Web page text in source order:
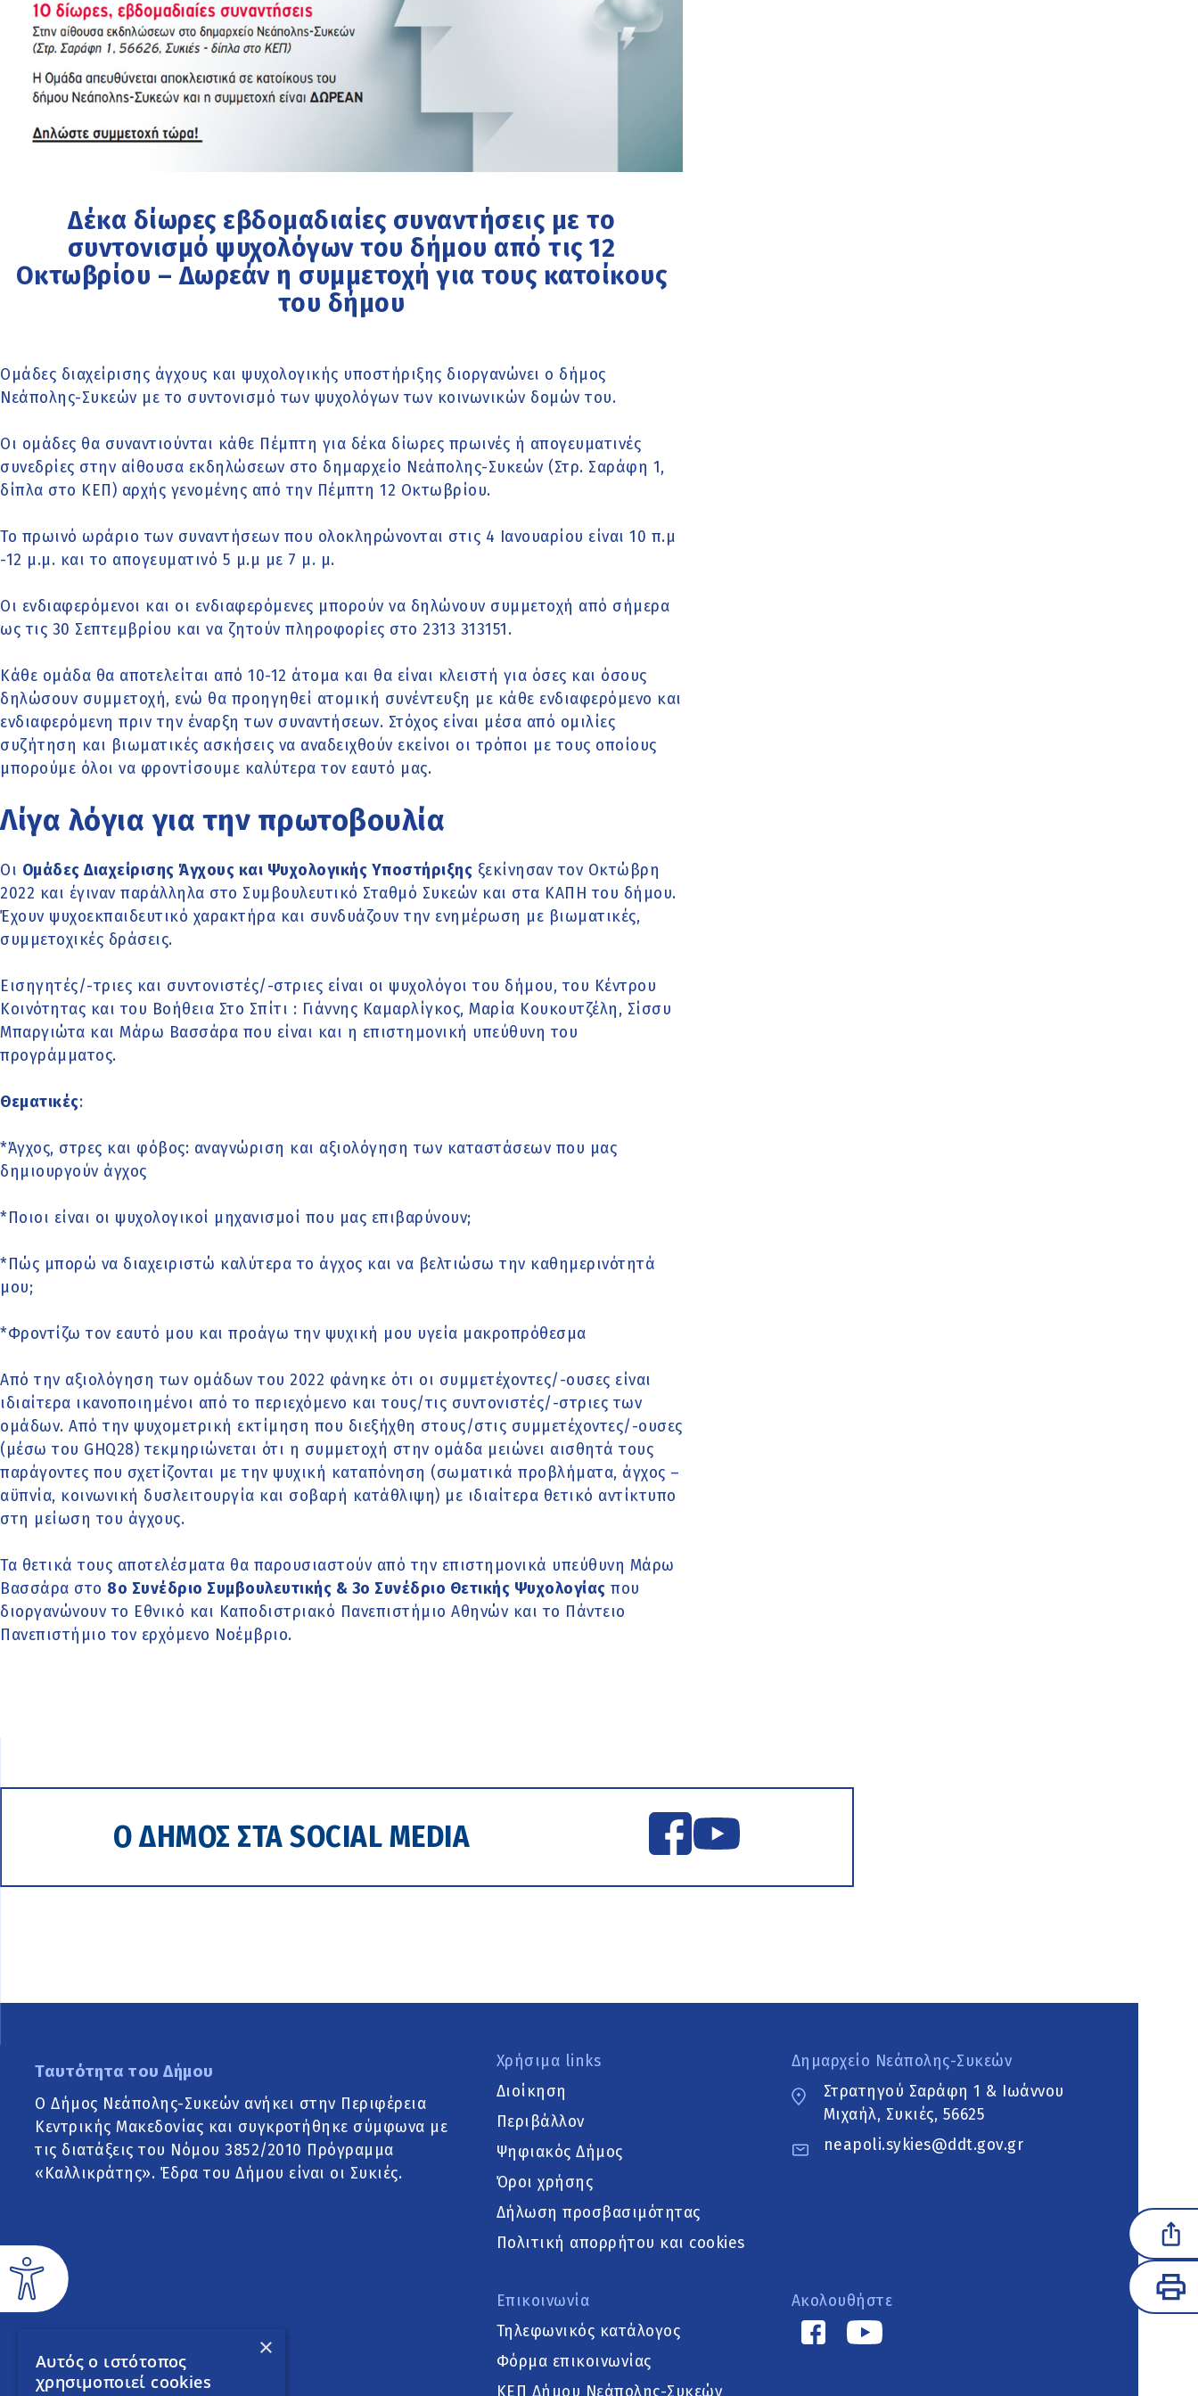
Δέκα δίωρες εβδομαδιαίες συναντήσεις με το
συντονισμό ψυχολόγων του δήμου από τις 12
Οκτωβρίου – Δωρεάν η συμμετοχή για τους κατοίκους
του δήμου
Ομάδες διαχείρισης άγχους και ψυχολογικής υποστήριξης διοργανώνει ο δήμος
Νεάπολης-Συκεών με το συντονισμό των ψυχολόγων των κοινωνικών δομών του.
Οι ομάδες θα συναντιούνται κάθε Πέμπτη για δέκα δίωρες πρωινές ή απογευματινές
συνεδρίες στην αίθουσα εκδηλώσεων στο δημαρχείο Νεάπολης-Συκεών (Στρ. Σαράφη 1,
δίπλα στο ΚΕΠ) αρχής γενομένης από την Πέμπτη 12 Οκτωβρίου.
Το πρωινό ωράριο των συναντήσεων που ολοκληρώνονται στις 4 Ιανουαρίου είναι 10 π.μ
-12 μ.μ. και το απογευματινό 5 μ.μ με 7 μ. μ.
Οι ενδιαφερόμενοι και οι ενδιαφερόμενες μπορούν να δηλώνουν συμμετοχή από σήμερα
ως τις 30 Σεπτεμβρίου και να ζητούν πληροφορίες στο 2313 313151.
Κάθε ομάδα θα αποτελείται από 10-12 άτομα και θα είναι κλειστή για όσες και όσους
δηλώσουν συμμετοχή, ενώ θα προηγηθεί ατομική συνέντευξη με κάθε ενδιαφερόμενο και
ενδιαφερόμενη πριν την έναρξη των συναντήσεων. Στόχος είναι μέσα από ομιλίες
συζήτηση και βιωματικές ασκήσεις να αναδειχθούν εκείνοι οι τρόποι με τους οποίους
μπορούμε όλοι να φροντίσουμε καλύτερα τον εαυτό μας.
Λίγα λόγια για την πρωτοβουλία
Οι Ομάδες Διαχείρισης Άγχους και Ψυχολογικής Υποστήριξης ξεκίνησαν τον Οκτώβρη
2022 και έγιναν παράλληλα στο Συμβουλευτικό Σταθμό Συκεών και στα ΚΑΠΗ του δήμου.
Έχουν ψυχοεκπαιδευτικό χαρακτήρα και συνδυάζουν την ενημέρωση με βιωματικές,
συμμετοχικές δράσεις.
Εισηγητές/-τριες και συντονιστές/-στριες είναι οι ψυχολόγοι του δήμου, του Κέντρου
Κοινότητας και του Βοήθεια Στο Σπίτι : Γιάννης Καμαρλίγκος, Μαρία Κουκουτζέλη, Σίσσυ
Μπαργιώτα και Μάρω Βασσάρα που είναι και η επιστημονική υπεύθυνη του
προγράμματος.
Θεματικές:
*Άγχος, στρες και φόβος: αναγνώριση και αξιολόγηση των καταστάσεων που μας
δημιουργούν άγχος
*Ποιοι είναι οι ψυχολογικοί μηχανισμοί που μας επιβαρύνουν;
*Πώς μπορώ να διαχειριστώ καλύτερα το άγχος και να βελτιώσω την καθημερινότητά
μου;
*Φροντίζω τον εαυτό μου και προάγω την ψυχική μου υγεία μακροπρόθεσμα
Από την αξιολόγηση των ομάδων του 2022 φάνηκε ότι οι συμμετέχοντες/-ουσες είναι
ιδιαίτερα ικανοποιημένοι από το περιεχόμενο και τους/τις συντονιστές/-στριες των
ομάδων. Από την ψυχομετρική εκτίμηση που διεξήχθη στους/στις συμμετέχοντες/-ουσες
(μέσω του GHQ28) τεκμηριώνεται ότι η συμμετοχή στην ομάδα μειώνει αισθητά τους
παράγοντες που σχετίζονται με την ψυχική καταπόνηση (σωματικά προβλήματα, άγχος –
αϋπνία, κοινωνική δυσλειτουργία και σοβαρή κατάθλιψη) με ιδιαίτερα θετικό αντίκτυπο
στη μείωση του άγχους.
Τα θετικά τους αποτελέσματα θα παρουσιαστούν από την επιστημονικά υπεύθυνη Μάρω
Βασσάρα στο 8ο Συνέδριο Συμβουλευτικής & 3ο Συνέδριο Θετικής Ψυχολογίας που
διοργανώνουν το Εθνικό και Καποδιστριακό Πανεπιστήμιο Αθηνών και το Πάντειο
Πανεπιστήμιο τον ερχόμενο Νοέμβριο.
Ο ΔΗΜΟΣ ΣΤΑ SOCIAL MEDIA
Ταυτότητα του Δήμου
Ο Δήμος Νεάπολης-Συκεών ανήκει στην Περιφέρεια
Κεντρικής Μακεδονίας και συγκροτήθηκε σύμφωνα με
τις διατάξεις του Νόμου 3852/2010 Πρόγραμμα
«Καλλικράτης». Έδρα του Δήμου είναι οι Συκιές.
Χρήσιμα links
Διοίκηση
Περιβάλλον
Ψηφιακός Δήμος
Όροι χρήσης
Δήλωση προσβασιμότητας
Πολιτική απορρήτου και cookies
Επικοινωνία
Τηλεφωνικός κατάλογος
Φόρμα επικοινωνίας
ΚΕΠ Δήμου Νεάπολης-Συκεών
Δημαρχείο Νεάπολης-Συκεών
Στρατηγού Σαράφη 1 & Ιωάννου
Μιχαήλ, Συκιές, 56625
neapoli.sykies@ddt.gov.gr
Ακολουθήστε
×
Αυτός ο ιστότοπος
χρησιμοποιεί cookies